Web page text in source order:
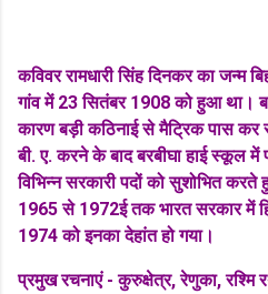
कविवर रामधारी सिंह दिनकर का जन्म
गांव में 23 सितंबर 1908 को हुआ था।
कारण बड़ी कठिनाई से मैट्रिक पास
बी. ए. करने के बाद बरबीघा हाई स्कूल में
विभिन्न सरकारी पदों को सुशोभित
1965 से 1972ई तक भारत सरकार में
1974 को इनका देहांत हो गया।
प्रमुख रचनाएं - कुरुक्षेत्र, रेणुका, रश्मि